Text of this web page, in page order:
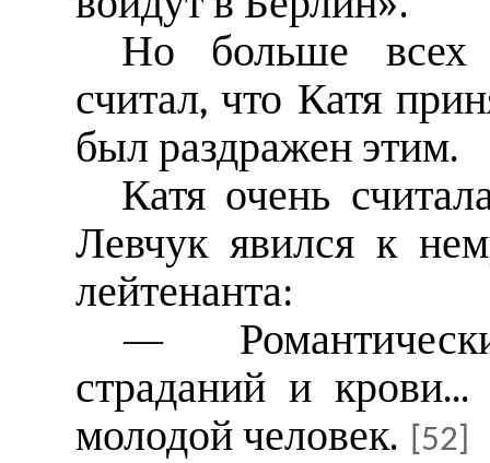
Но больше всех
считал, что Катя
был раздражен этим.
Катя очень
Левчук явился к
лейтенанта:
—
страданий и
молодой человек.
[52]